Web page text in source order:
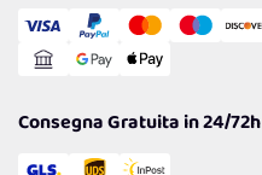
Gestisci Cookie
Reso Facile e Veloce
Consegna Gratuita in 24/72h